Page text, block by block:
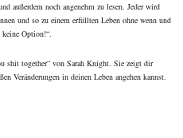
außerdem noch angenehm zu lesen. Jeder wird
und so zu einem erfüllten Leben ohne wenn und
keine Option!“.
shit together“ von Sarah Knight. Sie zeigt dir
Veränderungen in deinen Leben angehen kannst.